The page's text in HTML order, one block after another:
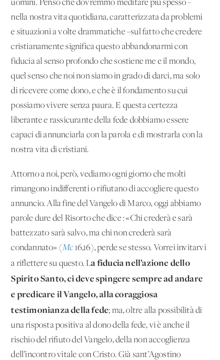
uomini. Penso che dovremmo meditare più spesso -
nella nostra vita quotidiana, caratterizzata da problemi
e situazioni a volte drammatiche –sul fatto che credere
cristianamente significa questo abbandonarmi con
fiducia al senso profondo che sostiene me e il mondo,
quel senso che noi non siamo in grado di darci, ma solo
di ricevere come dono, e che è il fondamento su cui
possiamo vivere senza paura. E questa certezza
liberante e rassicurante della fede dobbiamo essere
capaci di annunciarla con la parola e di mostrarla con la
nostra vita di cristiani.
Attorno a noi, però, vediamo ogni giorno che molti
rimangono indifferenti o rifiutano di accogliere questo
annuncio. Alla fine del Vangelo di Marco, oggi abbiamo
parole dure del Risorto che dice : «Chi crederà e sarà
battezzato sarà salvo, ma chi non crederà sarà
condannato» (Mc16,16), perde se stesso. Vorrei invitarvi
a riflettere su questo. La fiducia nell’azione dello
Spirito Santo, ci deve spingere sempre ad andare
e predicare il Vangelo, alla coraggiosa
testimonianza della fede; ma, oltre alla possibilità di
una risposta positiva al dono della fede, vi è anche il
rischio del rifiuto del Vangelo, della non accoglienza
dell’incontro vitale con Cristo. Già sant’Agostino